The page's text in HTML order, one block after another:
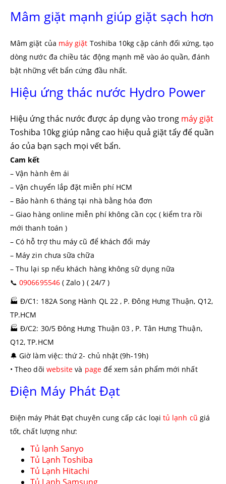
Mâm giặt mạnh giúp giặt sạch hơn
Mâm giặt của máy giặt Toshiba 10kg cặp cánh đối xứng, tạo
dòng nước đa chiều tác động mạnh mẽ vào áo quần, đánh
bật những vết bẩn cứng đầu nhất.
Hiệu ứng thác nước Hydro Power
Hiệu ứng thác nước được áp dụng vào trong máy giặt
Toshiba 10kg giúp nâng cao hiệu quả giặt tẩy để quần
áo của bạn sạch mọi vết bẩn.
Cam kết
– Vận hành êm ái
– Vận chuyển lắp đặt miễn phí HCM
– Bảo hành 6 tháng tại nhà bằng hóa đơn
– Giao hàng online miễn phí không cần cọc ( kiểm tra rồi
mới thanh toán )
– Có hỗ trợ thu máy cũ để khách đổi máy
– Máy zin chưa sữa chữa
– Thu lại sp nếu khách hàng không sữ dụng nữa
📞 0906695546( Zalo ) ( 24/7 )
🏭 Đ/C1: 182A Song Hành QL 22 , P. Đông Hưng Thuận, Q12,
TP.HCM
🏭 Đ/C2: 30/5 Đông Hưng Thuận 03 , P. Tân Hưng Thuận,
Q12, TP.HCM
🔔 Giờ làm việc: thứ 2- chủ nhật (9h-19h)
• Theo dõi website và pageđể xem sản phẩm mới nhất
Điện Máy Phát Đạt
Điện máy Phát Đạt chuyên cung cấp các loạitủ lạnh cũ giá
tốt, chất lượng như:
Tủ lạnh Sanyo
Tủ Lạnh Toshiba
Tủ Lạnh Hitachi